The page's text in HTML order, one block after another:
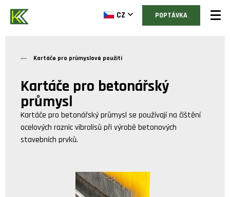
CZ POPTÁVKA
Kartáče pro průmyslové použití
Kartáče pro betonářský
průmysl
Kartáče pro betonářský průmysl se používají na čištění
ocelových raznic vibrolisů při výrobě betonových
stavebních prvků.